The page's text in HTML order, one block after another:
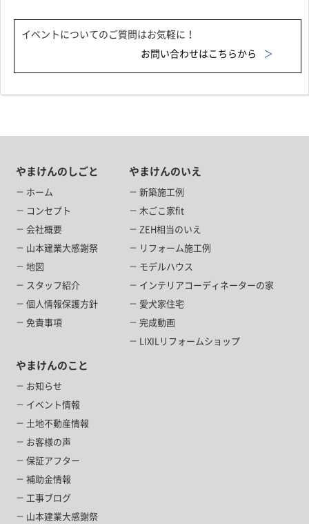
イベントについてのご質問はお気軽に！
お問い合わせはこちらから
やまけんのしごと
ホーム
コンセプト
会社概要
山本建業大感謝祭
地図
スタッフ紹介
個人情報保護方針
免責事項
やまけんのいえ
新築施工例
木ごこ家fit
ZEH相当のいえ
リフォーム施工例
モデルハウス
インテリアコーディネーターの家
愛犬家住宅
完成動画
LIXILリフォームショップ
やまけんのこと
お知らせ
イベント情報
土地不動産情報
お客様の声
保証アフター
補助金情報
工事ブログ
山本建業大感謝祭